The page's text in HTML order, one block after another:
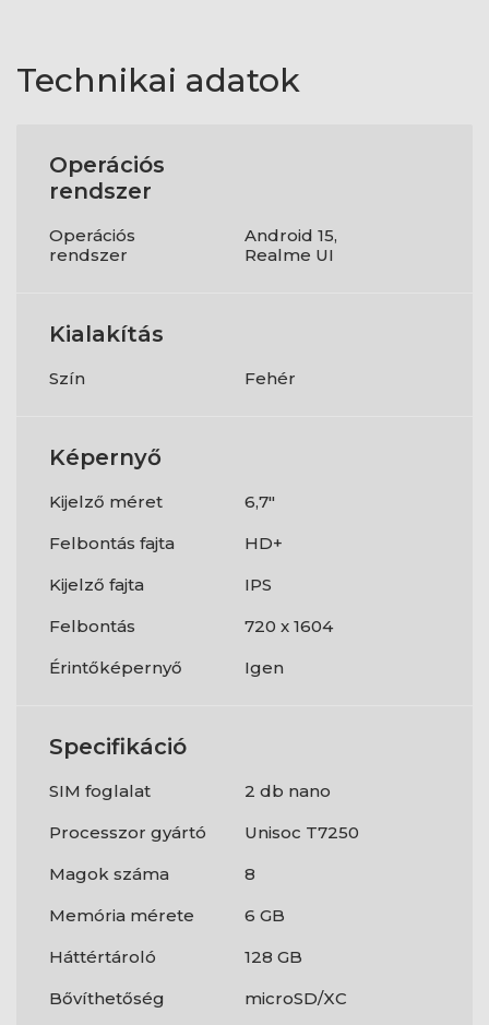
Technikai adatok
Operációs
rendszer
Operációs
rendszer
Android 15,
Realme UI
Kialakítás
Szín Fehér
Képernyő
Kijelző méret
6,7"
Felbontás fajta
HD+
Kijelző fajta
IPS
Felbontás
720 x 1604
Érintőképernyő
Igen
Specifikáció
SIM foglalat
2 db nano
Processzor gyártó
Unisoc T7250
Magok száma
8
Memória mérete
6 GB
Háttértároló
128 GB
Bővíthetőség
microSD/XC